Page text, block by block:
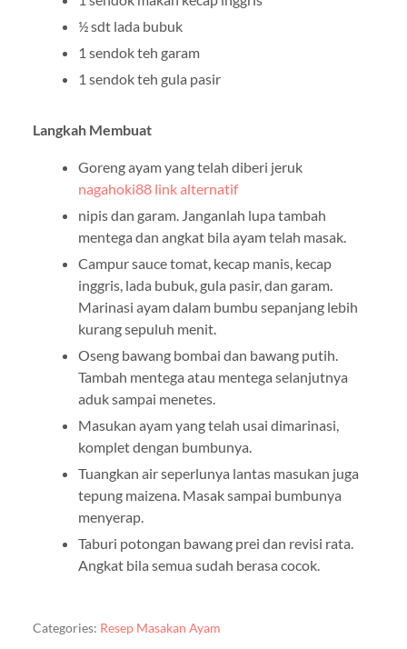
½ sdt lada bubuk
1 sendok teh garam
1 sendok teh gula pasir
Langkah Membuat
Goreng ayam yang telah diberi jeruk
nagahoki88 link alternatif
nipis dan garam. Janganlah lupa tambah
mentega dan angkat bila ayam telah masak.
Campur sauce tomat, kecap manis, kecap
inggris, lada bubuk, gula pasir, dan garam.
Marinasi ayam dalam bumbu sepanjang lebih
kurang sepuluh menit.
Oseng bawang bombai dan bawang putih.
Tambah mentega atau mentega selanjutnya
aduk sampai menetes.
Masukan ayam yang telah usai dimarinasi,
komplet dengan bumbunya.
Tuangkan air seperlunya lantas masukan juga
tepung maizena. Masak sampai bumbunya
menyerap.
Taburi potongan bawang prei dan revisi rata.
Angkat bila semua sudah berasa cocok.
Categories: Resep Masakan Ayam